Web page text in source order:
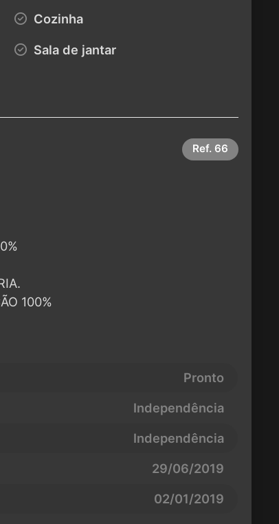
Cozinha
Sala de jantar
Ref. 66
100%
Pronto
Independência
Independência
29/06/2019
02/01/2019